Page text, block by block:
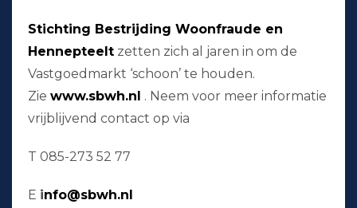
Stichting Bestrijding Woonfraude en
Hennepteelt zetten zich al jaren in om de
Vastgoedmarkt ‘schoon’ te houden.
Zie www.sbwh.nl . Neem voor meer informatie
vrijblijvend contact op via
T 085-273 52 77
E info@sbwh.nl